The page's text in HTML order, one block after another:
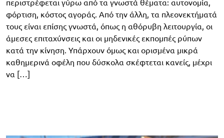
περιστρέφεται γύρω από τα γνωστά θέματα: αυτονομία,
φόρτιση, κόστος αγοράς. Από την άλλη, τα πλεονεκτήματά
τους είναι επίσης γνωστά, όπως η αθόρυβη λειτουργία, οι
άμεσες επιταχύνσεις και οι μηδενικές εκπομπές ρύπων
κατά την κίνηση. Υπάρχουν όμως και ορισμένα μικρά
καθημερινά οφέλη που δύσκολα σκέφτεται κανείς, μέχρι
να […]